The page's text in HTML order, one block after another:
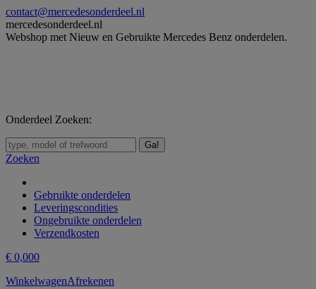
Skip
to
content
contact@mercedesonderdeel.nl
mercedesonderdeel.nl
Webshop met Nieuw en Gebruikte Mercedes Benz onderdelen.
Onderdeel Zoeken:
Zoeken:
Zoeken
Gebruikte onderdelen
Leveringscondities
Ongebruikte onderdelen
Verzendkosten
€ 0,000
WinkelwagenAfrekenen